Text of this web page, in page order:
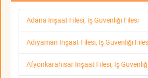
Adana İnşaat Filesi, İş Güvenliği Filesi
Adıyaman İnşaat Filesi, İş Güvenliği
Afyonkarahisar İnşaat Filesi, İş